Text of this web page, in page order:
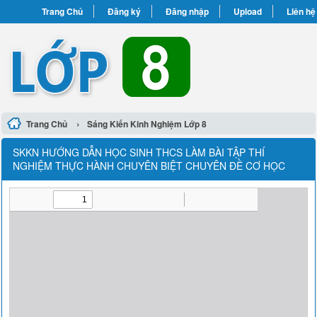
Trang Chủ Đăng ký Đăng nhập Upload Liên hệ
Trang Chủ › Sáng Kiến Kinh Nghiệm Lớp 8
SKKN HƯỚNG DẪN HỌC SINH THCS LÀM BÀI TẬP THÍ
NGHIỆM THỰC HÀNH CHUYÊN BIỆT CHUYÊN ĐỀ CƠ HỌC